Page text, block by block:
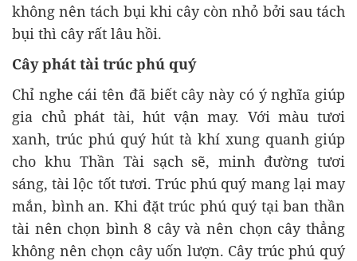
không nên tách bụi khi cây còn nhỏ bởi sau tách
bụi thì cây rất lâu hồi.
Cây phát tài trúc phú quý
Chỉ nghe cái tên đã biết cây này có ý nghĩa giúp
gia chủ phát tài, hút vận may. Với màu tươi
xanh, trúc phú quý hút tà khí xung quanh giúp
cho khu Thần Tài sạch sẽ, minh đường tươi
sáng, tài lộc tốt tươi. Trúc phú quý mang lại may
mắn, bình an. Khi đặt trúc phú quý tại ban thần
tài nên chọn bình 8 cây và nên chọn cây thẳng
không nên chọn cây uốn lượn. Cây trúc phú quý